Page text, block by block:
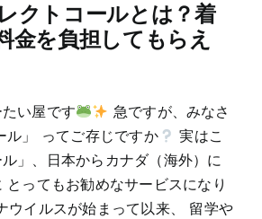
クトコールとは？着
金を負担してもらえ
い屋です
急ですが、みなさ
ル」 ってご存じですか
実はこ
」、日本からカナダ（海外）に
とってもお勧めなサービスになり
ウイルスが始まって以来、 留学や